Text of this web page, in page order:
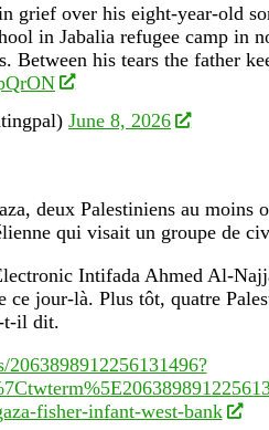
grief over his eight-year-old
in Jabalia refugee camp in
Between his tears the father
June 8, 2026
deux Palestiniens au moins
qui visait un groupe de
Intifada Ahmed Al-
ce jour-là. Plus tôt, quatre
t-il dit.
fisher-infant-west-bank